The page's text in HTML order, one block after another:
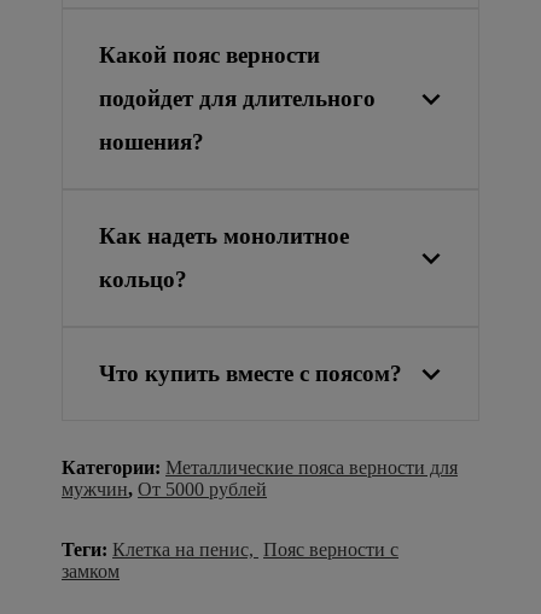
Какой пояс верности
подойдет для длительного
ношения?
Как надеть монолитное
кольцо?
Что купить вместе с поясом?
Категории: Металлические пояса верности для
мужчин, От 5000 рублей
Теги: Клетка на пенис, Пояс верности с
замком